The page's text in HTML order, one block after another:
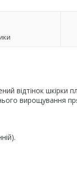
відтінок
вирощування